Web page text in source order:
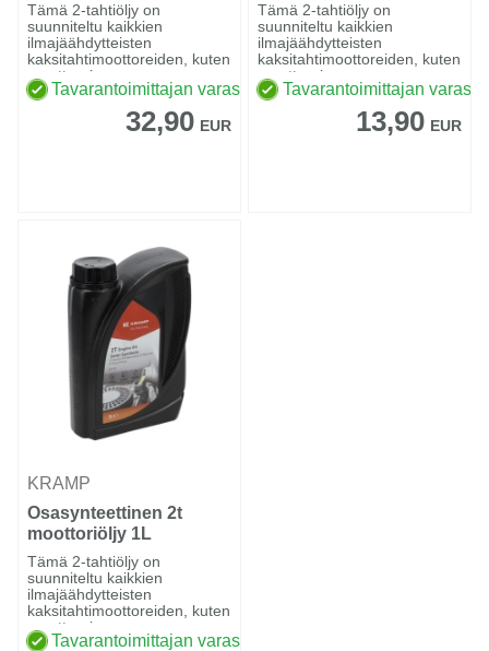
Tämä 2-tahtiöljy on
suunniteltu kaikkien
ilmajäähdytteisten
kaksitahtimoottoreiden, kuten
moottoroi...
Tavarantoimittajan varastossa
32,90 EUR
Tämä 2-tahtiöljy on
suunniteltu kaikkien
ilmajäähdytteisten
kaksitahtimoottoreiden, kuten
moottoroi...
Tavarantoimittajan
13,90 EUR
KRAMP
Osasynteettinen 2t
moottoriöljy 1L
Tämä 2-tahtiöljy on
suunniteltu kaikkien
ilmajäähdytteisten
kaksitahtimoottoreiden, kuten
moottoroi...
Tavarantoimittajan varastossa